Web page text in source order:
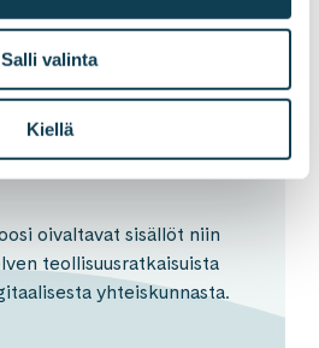
Salli valinta
Kiellä
oivaltavat sisällöt niin
teollisuusratkaisuista
yhteiskunnasta.